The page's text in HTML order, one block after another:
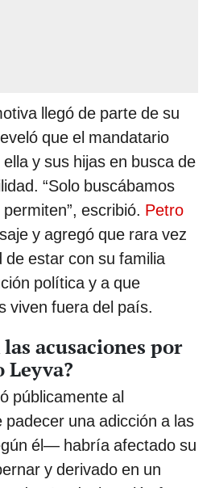
llegó de parte de su
que el mandatario
y sus hijas en busca de
“Solo buscábamos
escribió. Petro
y agregó que rara vez
estar con su familia
política y a que
viven fuera del país.
acusaciones por
Leyva?
públicamente al
una adicción a las
él— habría afectado su
y derivado en un